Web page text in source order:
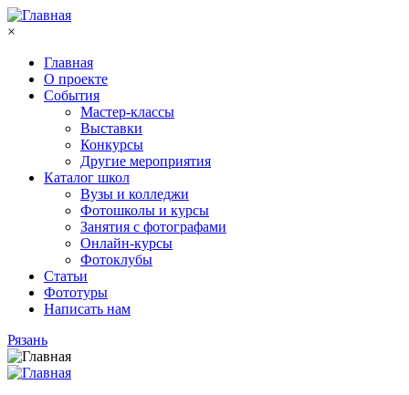
Перейти к основному содержанию
×
Главная
О проекте
События
Мастер-классы
Выставки
Конкурсы
Другие мероприятия
Каталог школ
Вузы и колледжи
Фотошколы и курсы
Занятия с фотографами
Онлайн-курсы
Фотоклубы
Статьи
Фототуры
Написать нам
Рязань